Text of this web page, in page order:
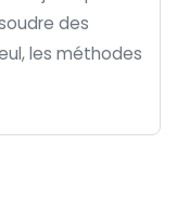
des
les méthodes